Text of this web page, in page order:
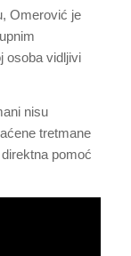
Omerović je
osoba vidljivi
nisu
tretmane
pomoć